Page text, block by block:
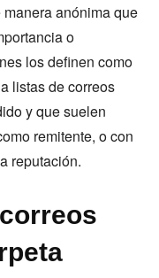
anónima que
o
los definen como
listas de correos
y que suelen
remitente, o con
reputación.